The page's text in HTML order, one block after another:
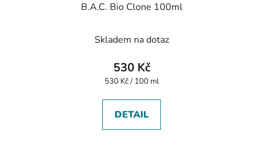
B.A.C. Bio Clone 100ml
Skladem na dotaz
530 Kč
Měrná
530 Kč / 100 ml
DETAIL